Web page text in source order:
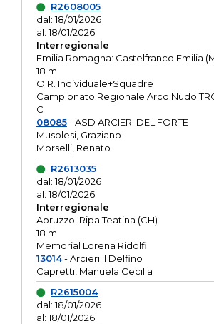
R2608005
dal: 18/01/2026
al: 18/01/2026
Interregionale
Emilia Romagna: Castelfranco Emilia
18 m
O.R. Individuale+Squadre
Campionato Regionale Arco Nudo
C
08085- ASD ARCIERI DEL FORTE
Musolesi, Graziano
Morselli, Renato
R2613035
dal: 18/01/2026
al: 18/01/2026
Interregionale
Abruzzo: Ripa Teatina (CH)
18 m
Memorial Lorena Ridolfi
13014- Arcieri Il Delfino
Capretti, Manuela Cecilia
R2615004
dal: 18/01/2026
al: 18/01/2026